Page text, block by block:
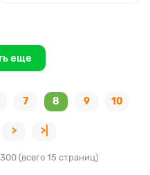
еще
7 8 9 10
> >|
(всего 15 страниц)